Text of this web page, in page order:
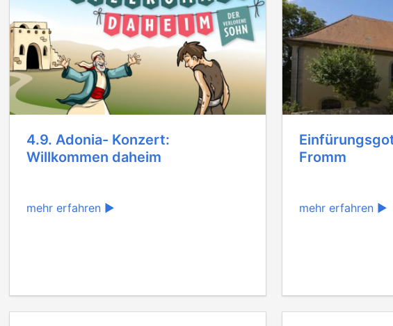
4.9. Adonia- Konzert:
Willkommen daheim
mehr erfahren ▶
Fromm
mehr erfahren ▶